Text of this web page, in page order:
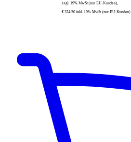
zzgl. 19% MwSt (nur EU-Kunden),
€ 324.50 inkl. 19% MwSt (nur EU-Kunden)